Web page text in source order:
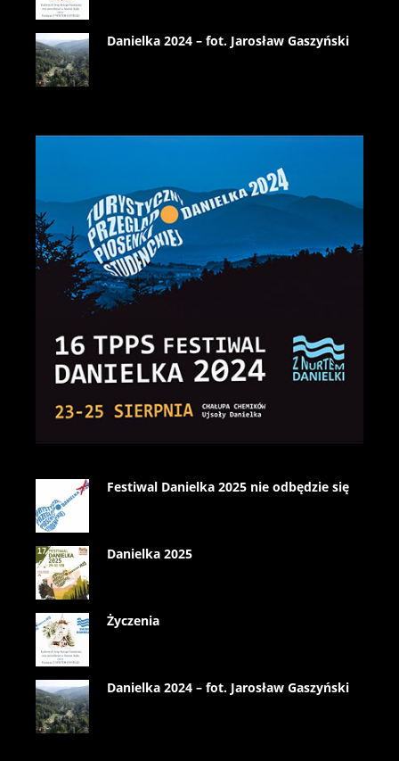
Danielka 2024 – fot. Jarosław Gaszyński
Festiwal Danielka 2025 nie odbędzie się
Danielka 2025
Życzenia
Danielka 2024 – fot. Jarosław Gaszyński